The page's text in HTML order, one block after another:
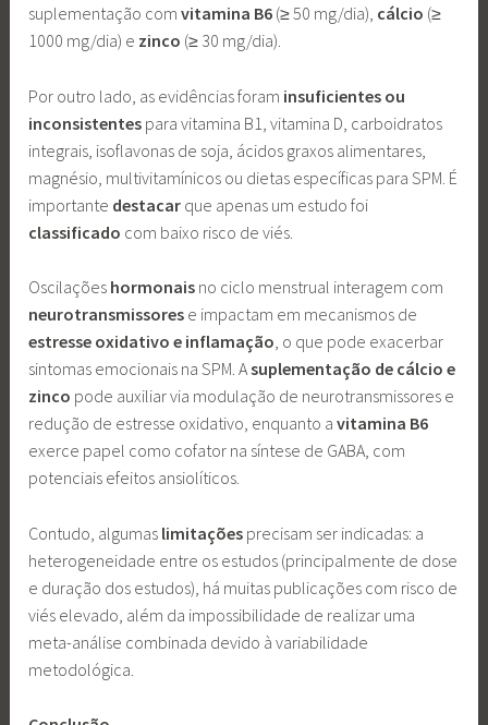
suplementação comvitamina B6 (≥ 50 mg/dia), cálcio (≥
1000 mg/dia) e zinco (≥ 30 mg/dia).
Por outro lado, as evidências foram insuficientes ou
inconsistentes para vitamina B1, vitamina D, carboidratos
integrais, isoflavonas de soja, ácidos graxos alimentares,
magnésio, multivitamínicos ou dietas específicas para SPM. É
importante destacar que apenas um estudo foi
classificado com baixo risco de viés.
Oscilações hormonais no ciclo menstrual interagem com
neurotransmissores e impactam em mecanismos de
estresse oxidativo e inflamação, o que pode exacerbar
sintomas emocionais na SPM. Asuplementação de cálcio e
zinco pode auxiliar via modulação de neurotransmissores e
redução de estresse oxidativo, enquanto avitamina B6
exerce papel como cofator na síntese de GABA, com
potenciais efeitos ansiolíticos.
Contudo, algumas limitações precisam ser indicadas: a
heterogeneidade entre os estudos (principalmente de dose
e duração dos estudos), há muitas publicações com risco de
viés elevado, além da impossibilidade de realizar uma
meta-análise combinada devido à variabilidade
metodológica.